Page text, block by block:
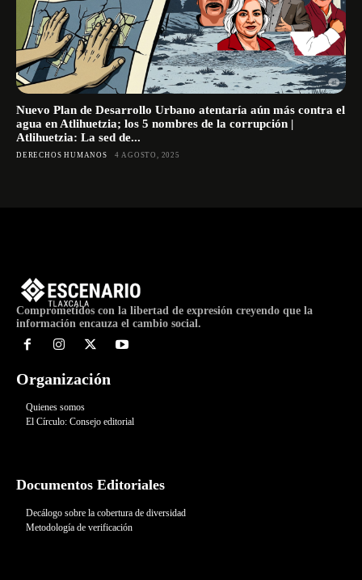
Nuevo Plan de Desarrollo Urbano atentaría aún más contra el
agua en Atlihuetzia; los 5 nombres de la corrupción |
Atlihuetzia: La sed de...
DERECHOS HUMANOS 4 AGOSTO, 2025
Comprometidos con la libertad de expresión creyendo que la
información encauza el cambio social.
Organización
Quienes somos
El Círculo: Consejo editorial
Documentos Editoriales
Decálogo sobre la cobertura de diversidad
Metodología de verificación